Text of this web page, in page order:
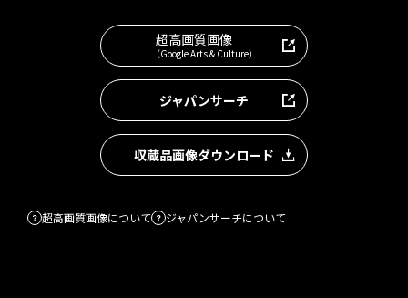
超高画質画像
（Google Arts & Culture）
ジャパンサーチ
収蔵品画像ダウンロード
超高画質画像について ジャパンサーチについて